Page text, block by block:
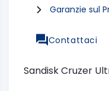
Garanzie sul
Contattaci
Sandisk Cruzer